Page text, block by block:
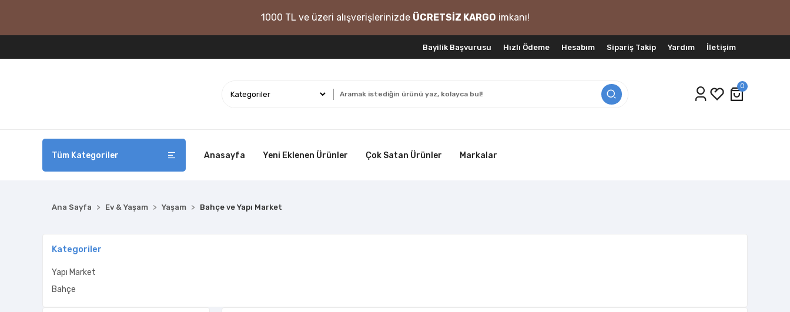
1000 TL ve üzeri alışverişlerinizde ÜCRETSİZ KARGO imkanı!
Bayilik Başvurusu Hızlı Ödeme Hesabım Sipariş Takip Yardım İletişim
0
Tüm Kategoriler Anasayfa Yeni Eklenen Ürünler Çok Satan Ürünler Markalar
Ana Sayfa Ev & Yaşam Yaşam Bahçe ve Yapı Market
Kategoriler
Yapı Market
Bahçe